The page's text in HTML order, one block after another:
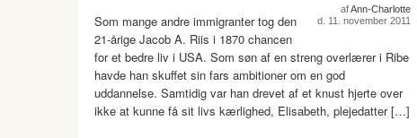
afAnn-Charlotte
d. 11. november 2011
Som mange andre immigranter tog den
21-årige Jacob A. Riis i 1870 chancen
for et bedre liv i USA. Som søn af en streng overlærer i Ribe
havde han skuffet sin fars ambitioner om en god
uddannelse. Samtidig var han drevet af et knust hjerte over
ikke at kunne få sit livs kærlighed, Elisabeth, plejedatter […]